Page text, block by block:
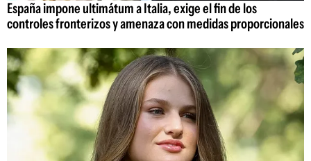
España impone ultimátum a Italia, exige el fin de los
controles fronterizos y amenaza con medidas proporcionales